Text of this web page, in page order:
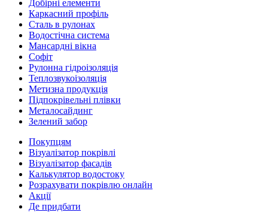
Добірні елементи
Каркасний профіль
Сталь в рулонах
Водостічна система
Мансардні вікна
Софіт
Рулонна гідроізоляція
Теплозвукоізоляція
Метизна продукція
Підпокрівельні плівки
Металосайдинг
Зелений забор
Покупцям
Візуалізатор покрівлі
Візуалізатор фасадів
Калькулятор водостоку
Розрахувати покрівлю онлайн
Акції
Де придбати